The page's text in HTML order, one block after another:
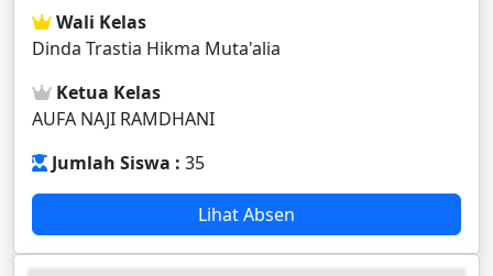
Wali Kelas
Dinda Trastia Hikma Muta'alia
Ketua Kelas
AUFA NAJI RAMDHANI
Jumlah Siswa : 35
Lihat Absen